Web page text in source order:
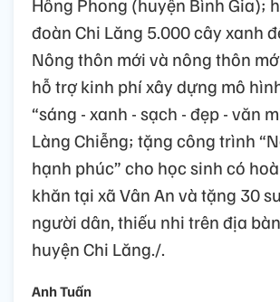
Hồng Phong (huyện Bình Gia);
đoàn Chi Lăng 5.000 cây xanh
Nông thôn mới và nông thôn
hỗ trợ kinh phí xây dựng mô
“sáng - xanh - sạch - đẹp - văn
Làng Chiễng; tặng công trình
hạnh phúc” cho học sinh có
khăn tại xã Vân An và tặng 30
người dân, thiếu nhi trên địa
huyện Chi Lăng./.
Anh Tuấn